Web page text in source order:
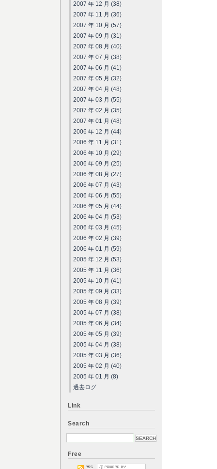
2007 年 12 月 (38)
2007 年 11 月 (36)
2007 年 10 月 (57)
2007 年 09 月 (31)
2007 年 08 月 (40)
2007 年 07 月 (38)
2007 年 06 月 (41)
2007 年 05 月 (32)
2007 年 04 月 (48)
2007 年 03 月 (55)
2007 年 02 月 (35)
2007 年 01 月 (48)
2006 年 12 月 (44)
2006 年 11 月 (31)
2006 年 10 月 (29)
2006 年 09 月 (25)
2006 年 08 月 (27)
2006 年 07 月 (43)
2006 年 06 月 (55)
2006 年 05 月 (44)
2006 年 04 月 (53)
2006 年 03 月 (45)
2006 年 02 月 (39)
2006 年 01 月 (59)
2005 年 12 月 (53)
2005 年 11 月 (36)
2005 年 10 月 (41)
2005 年 09 月 (33)
2005 年 08 月 (39)
2005 年 07 月 (38)
2005 年 06 月 (34)
2005 年 05 月 (39)
2005 年 04 月 (38)
2005 年 03 月 (36)
2005 年 02 月 (40)
2005 年 01 月 (8)
過去ログ
Link
Search
Free